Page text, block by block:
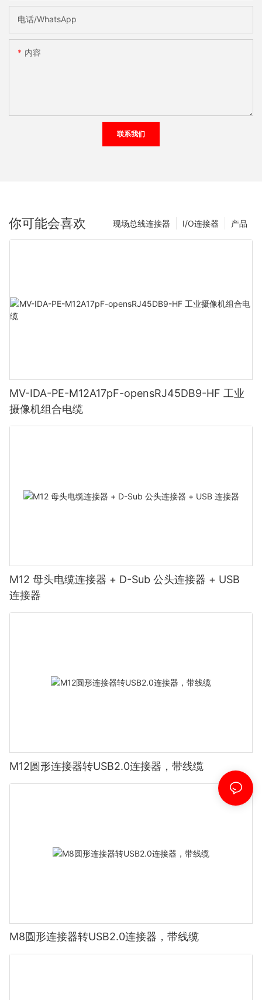
电话/WhatsApp
内容
联系我们
你可能会喜欢 产品
I/O连接器
现场总线连接器
MV-IDA-PE-M12A17pF-opensRJ45DB9-HF 工业
摄像机组合电缆
M12 母头电缆连接器 + D-Sub 公头连接器 + USB
连接器
M12圆形连接器转USB2.0连接器，带线缆
M8圆形连接器转USB2.0连接器，带线缆